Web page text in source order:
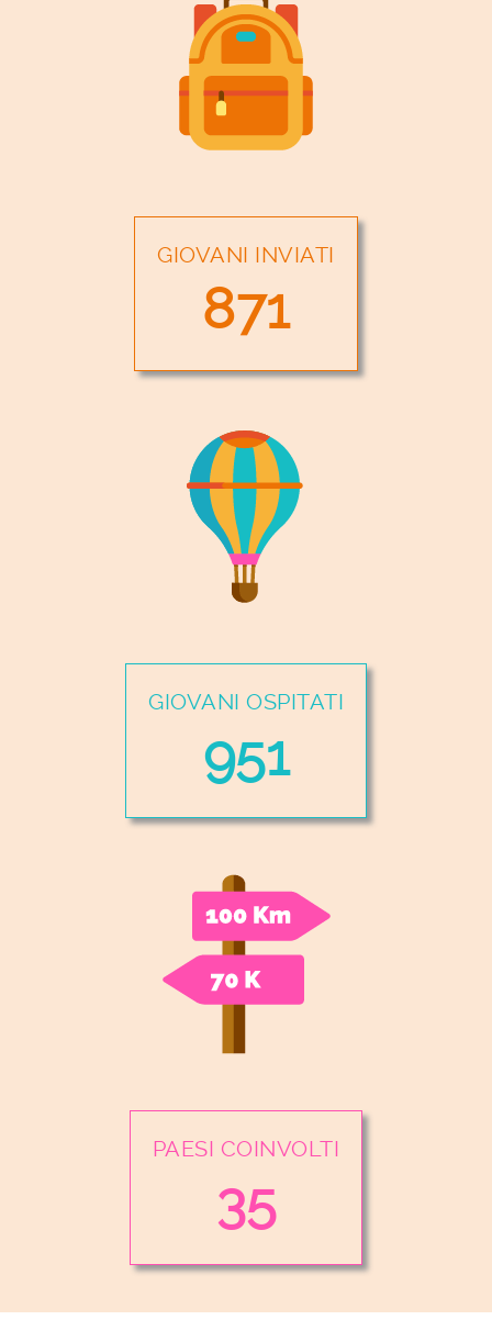
GIOVANI INVIATI
871
GIOVANI OSPITATI
951
PAESI COINVOLTI
35